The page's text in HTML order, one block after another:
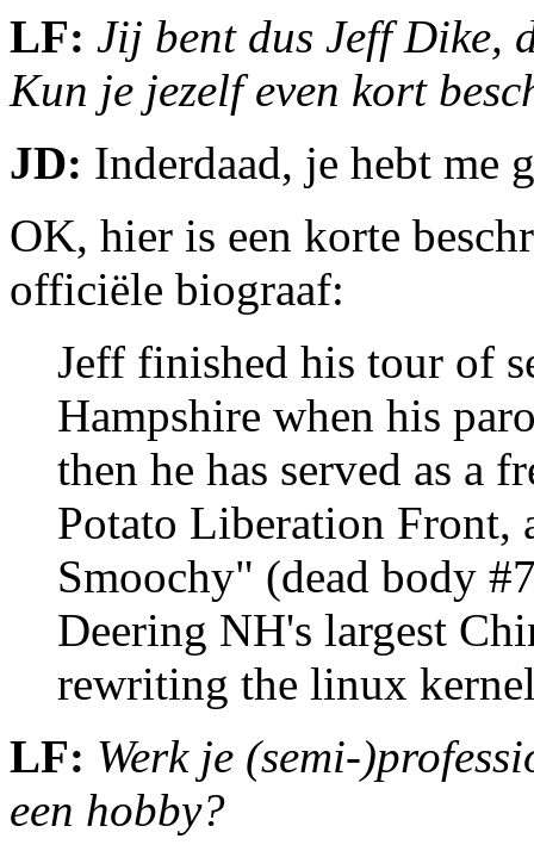
LF: Jij bent dus Jeff Dike,
Kun je jezelf even kort
JD: Inderdaad, je hebt me
OK, hier is een korte
officiële biograaf:
Jeff finished his tour of
Hampshire when his
then he has served as a
Potato Liberation Front,
Smoochy" (dead body
Deering NH's largest
rewriting the linux
LF: Werk je (semi-
een hobby?